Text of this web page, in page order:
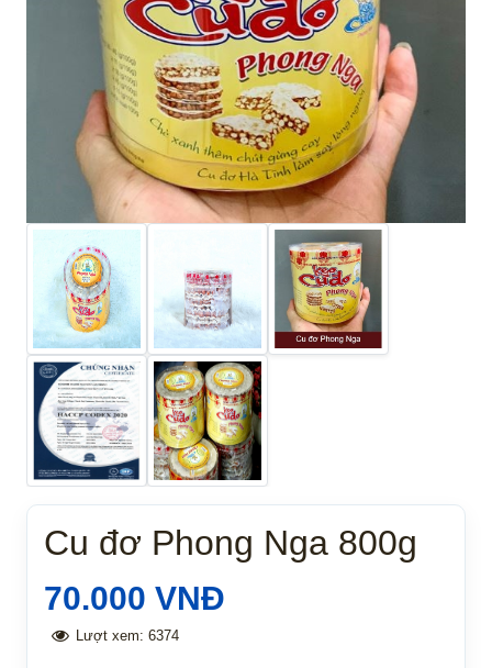
Cu đơ Phong Nga 800g
70.000 VNĐ
Lượt xem: 6374